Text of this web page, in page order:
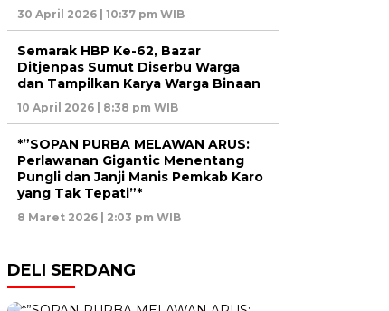
30 April 2026 | 10:37 pm WIB
Semarak HBP Ke-62, Bazar
Ditjenpas Sumut Diserbu Warga
dan Tampilkan Karya Warga Binaan
10 April 2026 | 8:38 pm WIB
*”SOPAN PURBA MELAWAN ARUS:
Perlawanan Gigantic Menentang
Pungli dan Janji Manis Pemkab Karo
yang Tak Tepati”*
8 Maret 2026 | 2:03 pm WIB
DELI SERDANG